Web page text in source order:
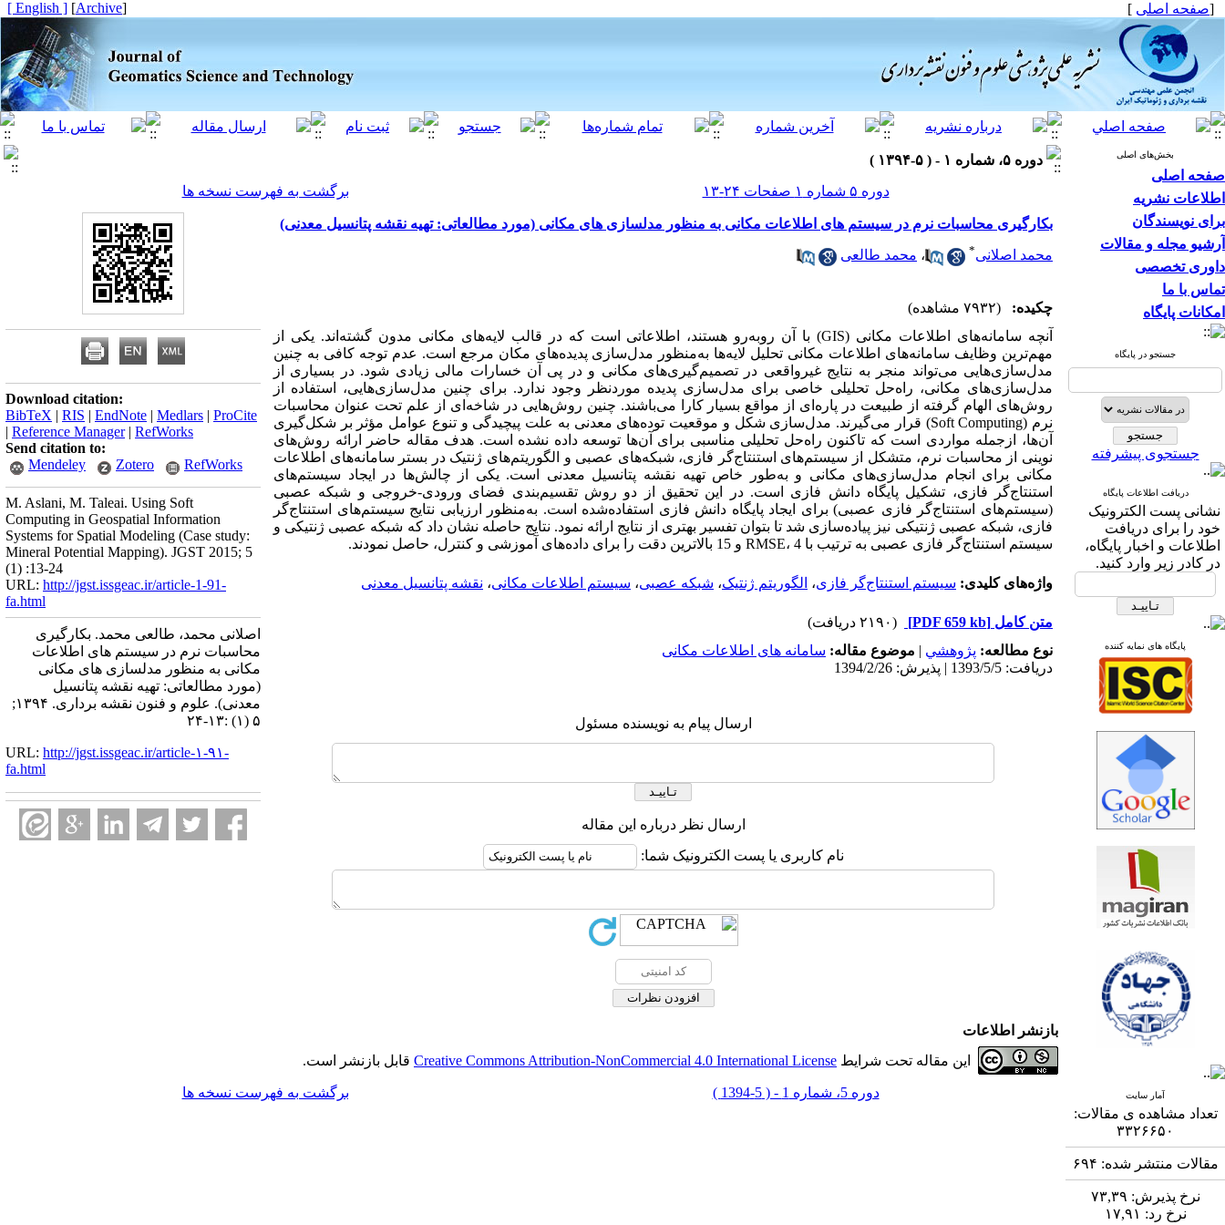
[صفحه اصلی ]
[
Archive
]
[ English ]
بخش‌های اصلی
صفحه اصلی
اطلاعات نشریه
برای نویسندگان
آرشیو مجله و مقالات
داوری تخصصی
تماس با ما
امکانات پایگاه
جستجو در پایگاه
جستجوی پیشرفته
دریافت اطلاعات پایگاه
نشانی پست الکترونیک
خود را برای دریافت
اطلاعات و اخبار پایگاه،
در کادر زیر وارد کنید.
پایگاه های نمایه کننده
آمار سایت
تعداد مشاهده ی مقالات:
۳۳۲۶۶۵۰
مقالات منتشر شده: ۶۹۴
نرخ پذیرش: ۷۳,۳۹
نرخ رد: ۱۷,۹۱
دوره ۵، شماره ۱ - ( ۵-۱۳۹۴ )
دوره ۵ شماره ۱ صفحات ۲۴-۱۳
برگشت به فهرست نسخه ها
بکارگیری محاسبات نرم در سیستم های اطلاعات مکانی به منظور مدلسازی های مکانی (مورد مطالعاتی: تهیه نقشه پتانسیل معدنی)
محمد اصلانی* ، محمد طالعی
چکیده:
(۷۹۳۲ مشاهده)
آنچه سامانه‌های اطلاعات مکانی (GIS) با آن روبه‌رو هستند، اطلاعاتی است که در قالب لایه‌های مکانی مدون گشته‌اند. یکی از
مهم‌ترین وظایف سامانه‌های اطلاعات مکانی تحلیل لایه‌ها به‌منظور مدل‌سازی پدیده‌های مکان مرجع است. عدم توجه کافی به چنین
مدل‌سازی‌هایی می‌تواند منجر به نتایج غیرواقعی در تصمیم‌گیری‌های مکانی و در پی آن خسارات مالی زیادی شود. در بسیاری از
مدل‌سازی‌های مکانی، راه‌حل تحلیلی خاصی برای مدل‌سازی پدیده موردنظر وجود ندارد. برای چنین مدل‌سازی‌هایی، استفاده از
روش‌های الهام گرفته از طبیعت در پاره‌ای از مواقع بسیار کارا می‌باشند. چنین روش‌هایی در شاخه‌ای از علم تحت عنوان محاسبات
نرم (Soft Computing) قرار می‌گیرند. مدل‌سازی شکل و موقعیت توده‌های معدنی به علت پیچیدگی و تنوع عوامل مؤثر بر شکل‌گیری
آن‌ها، ازجمله مواردی است که تاکنون راه‌حل تحلیلی مناسبی برای آن‌ها توسعه داده نشده است. هدف مقاله حاضر ارائه روش‌های
نوینی از محاسبات نرم، متشکل از سیستم‌های استنتاج‌گر فازی، شبکه‌های عصبی و الگوریتم‌های ژنتیک در بستر سامانه‌های اطلاعات
مکانی برای انجام مدل‌سازی‌های مکانی و به‌طور خاص تهیه نقشه پتانسیل معدنی است. یکی از چالش‌ها در ایجاد سیستم‌های
استنتاج‌گر فازی، تشکیل پایگاه دانش فازی است. در این تحقیق از دو روش تقسیم‌بندی فضای ورودی-خروجی و شبکه عصبی
(سیستم‌های استنتاج‌گر فازی عصبی) برای ایجاد پایگاه دانش فازی استفاده‌شده است. به‌منظور ارزیابی نتایج سیستم‌های استنتاج‌گر
فازی، شبکه عصبی ژنتیکی نیز پیاده‌سازی شد تا بتوان تفسیر بهتری از نتایج ارائه نمود. نتایج حاصله نشان داد که شبکه عصبی ژنتیکی و
سیستم استنتاج‌گر فازی عصبی به ترتیب با RMSE، 4 و 15 بالاترین دقت را برای داده‌های آموزشی و کنترل، حاصل نمودند.
واژه‌های کلیدی: سیستم استنتاج‌گر فازی، الگوریتم ژنتیک، شبکه عصبی، سیستم اطلاعات مکانی، نقشه پتانسیل معدنی
متن کامل [PDF 659 kb]
(۲۱۹۰ دریافت)
نوع مطالعه: پژوهشي | موضوع مقاله: سامانه های اطلاعات مکانی
دریافت: 1393/5/5 | پذیرش: 1394/2/26
ارسال پیام به نویسنده مسئول
ارسال نظر درباره این مقاله
نام کاربری یا پست الکترونیک شما:
Download citation:
BibTeX | RIS | EndNote | Medlars | ProCite
| Reference Manager| RefWorks
Send citation to:
Mendeley
Zotero RefWorks
M. Aslani, M. Taleai. Using Soft
Computing in Geospatial Information
Systems for Spatial Modeling (Case study:
Mineral Potential Mapping). JGST 2015; 5
(1) :13-24
URL: http://jgst.issgeac.ir/article-1-91-
fa.html
اصلانی محمد، طالعی محمد. بکارگیری
محاسبات نرم در سیستم های اطلاعات
مکانی به منظور مدلسازی های مکانی
(مورد مطالعاتی: تهیه نقشه پتانسیل
معدنی). علوم و فنون نقشه برداری. ۱۳۹۴;
۵ (۱) :۱۳-۲۴
URL: http://jgst.issgeac.ir/article-۱-۹۱-
fa.html
بازنشر اطلاعات
این مقاله تحت شرایط Creative Commons Attribution-NonCommercial 4.0 International License قابل بازنشر است.
دوره 5، شماره 1 - ( 5-1394 ) برگشت به فهرست نسخه ها